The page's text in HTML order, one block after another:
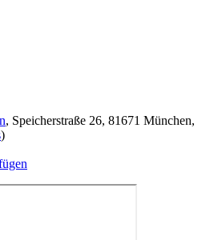
, Speicherstraße 26, 81671 München,
)